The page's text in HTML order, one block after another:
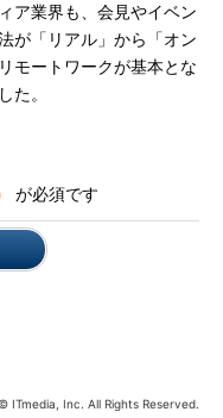
ア業界も、会見やイベン
が「リアル」から「オン
モートワークが基本とな
た。
が必須です
ITmedia, Inc. All Rights Reserved.